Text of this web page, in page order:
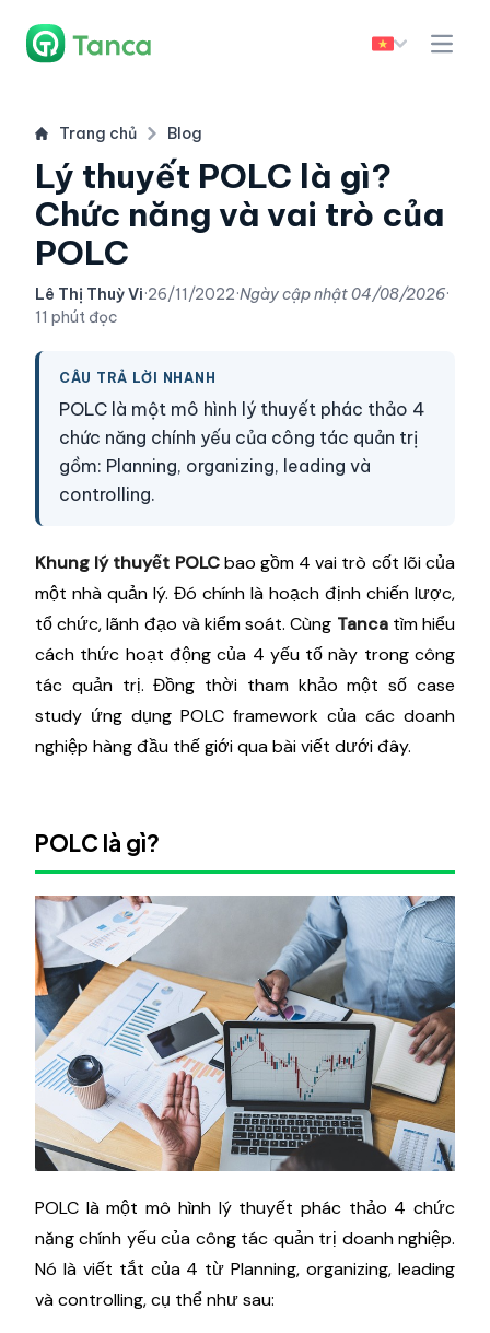
Trang chủ Blog
Lý thuyết POLC là gì?
Chức năng và vai trò của
POLC
Lê Thị Thuỳ Vi·26/11/2022·Ngày cập nhật04/08/2026·
11 phút đọc
CÂU TRẢ LỜI NHANH
POLC là một mô hình lý thuyết phác thảo 4
chức năng chính yếu của công tác quản trị
gồm: Planning, organizing, leading và
controlling.
Khung lý thuyết POLCbao gồm 4 vai trò cốt lõi của
một nhà quản lý. Đó chính là hoạch định chiến lược,
tổ chức, lãnh đạo và kiểm soát. Cùng Tancatìm hiểu
cách thức hoạt động của 4 yếu tố này trong công
tác quản trị. Đồng thời tham khảo một số case
study ứng dụng POLC framework của các doanh
nghiệp hàng đầu thế giới qua bài viết dưới đây.
POLC là gì?
POLC là một mô hình lý thuyết phác thảo 4 chức
năng chính yếu của công tác quản trị doanh nghiệp.
Nó là viết tắt của 4 từ Planning, organizing, leading
và controlling, cụ thể như sau: